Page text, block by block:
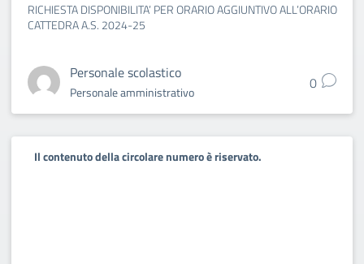
RICHIESTA DISPONIBILITA’ PER ORARIO AGGIUNTIVO ALL’ORARIO
CATTEDRA A.S. 2024-25
Personale scolastico
Personale amministrativo 0
Il contenuto della circolare numero è riservato.